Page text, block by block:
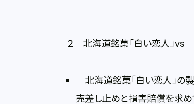
２ 北海道銘菓「白い恋人」vs
北海道銘菓「白い恋人」の製
売差し止めと損害賠償を求め